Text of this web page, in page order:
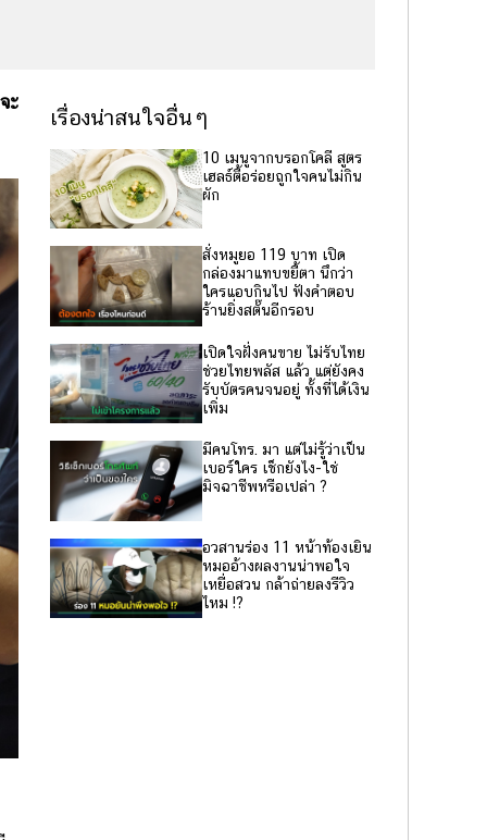
ะ
เรื่องน่าสนใจอื่นๆ
10 เมนูจากบรอกโคลี สูตร
เฮลธ์ตี้อร่อยถูกใจคนไม่กิน
ผัก
สั่งหมูยอ 119 บาท เปิด
กล่องมาแทบขยี้ตา นึกว่า
ใครแอบกินไป ฟังคำตอบ
ร้านยิ่งสตั๊นอีกรอบ
เปิดใจฝั่งคนขาย ไม่รับไทย
ช่วยไทยพลัส แล้ว แต่ยังคง
รับบัตรคนจนอยู่ ทั้งที่ได้เงิน
เพิ่ม
มีคนโทร. มา แต่ไม่รู้ว่าเป็น
เบอร์ใคร เช็กยังไง-ใช่
มิจฉาชีพหรือเปล่า ?
อวสานร่อง 11 หน้าท้องเยิน
หมออ้างผลงานน่าพอใจ
เหยื่อสวน กล้าถ่ายลงรีวิว
ไหม !?